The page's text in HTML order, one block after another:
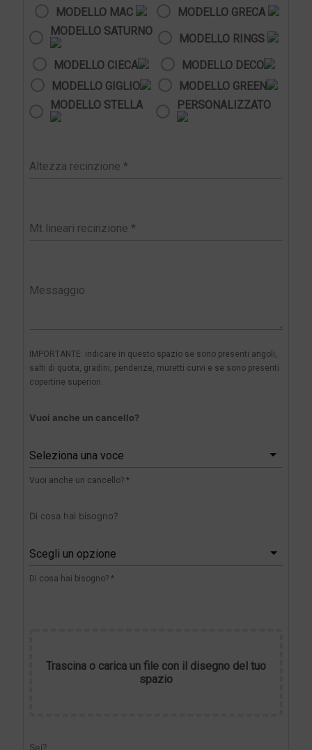
MODELLO MAC
MODELLO GRECA
MODELLO SATURNO
MODELLO RINGS
MODELLO CIECA
MODELLO DECO
MODELLO GIGLIO
MODELLO GREEN
MODELLO STELLA
PERSONALIZZATO
IMPORTANTE: indicare in questo spazio se sono presenti angoli,
salti di quota, gradini, pendenze, muretti curvi e se sono presenti
copertine superiori.
Vuoi anche un cancello?
Seleziona una voce
Vuoi anche un cancello? *
Di cosa hai bisogno?
Scegli un opzione
Di cosa hai bisogno? *
Trascina o carica un file con il disegno del tuo
spazio
Sei?